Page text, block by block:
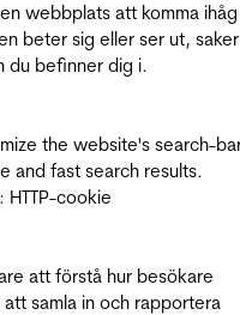
webbplats att komma ihåg
beter sig eller ser ut,
du befinner dig i.
the website's search-
and fast search results.
: HTTP-cookie
att förstå hur besökare
samla in och rapportera